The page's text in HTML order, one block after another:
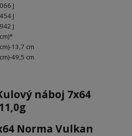
J
J
J
13,7 cm
49,5 cm
náboj 7x64
Norma Vulkan